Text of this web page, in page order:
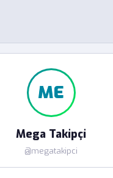
ME
Mega Takipçi
@megatakipci